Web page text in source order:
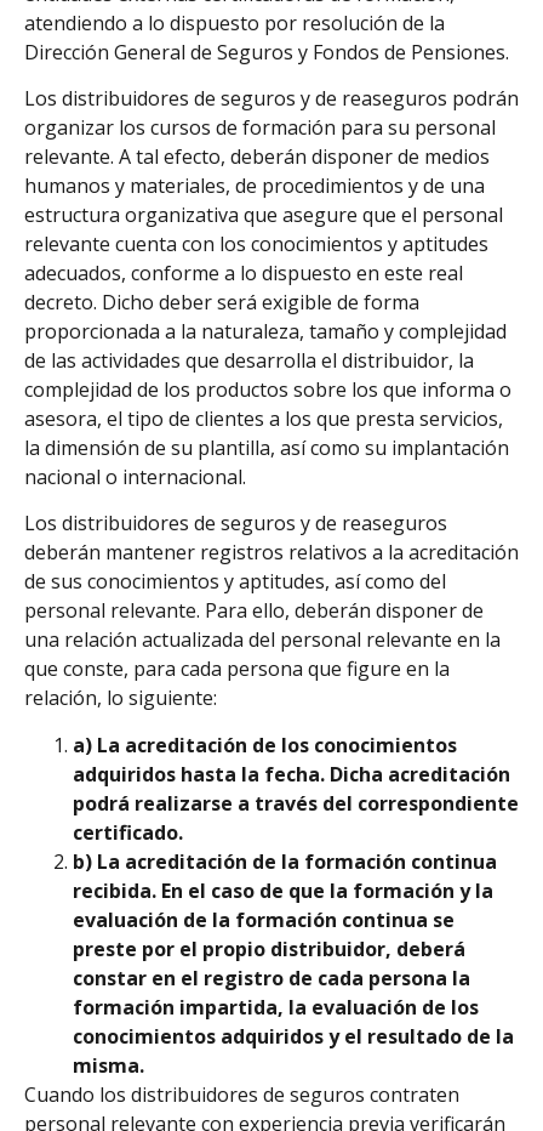
atendiendo a lo dispuesto por resolución de la
Dirección General de Seguros y Fondos de Pensiones.
Los distribuidores de seguros y de reaseguros podrán
organizar los cursos de formación para su personal
relevante. A tal efecto, deberán disponer de medios
humanos y materiales, de procedimientos y de una
estructura organizativa que asegure que el personal
relevante cuenta con los conocimientos y aptitudes
adecuados, conforme a lo dispuesto en este real
decreto. Dicho deber será exigible de forma
proporcionada a la naturaleza, tamaño y complejidad
de las actividades que desarrolla el distribuidor, la
complejidad de los productos sobre los que informa o
asesora, el tipo de clientes a los que presta servicios,
la dimensión de su plantilla, así como su implantación
nacional o internacional.
Los distribuidores de seguros y de reaseguros
deberán mantener registros relativos a la acreditación
de sus conocimientos y aptitudes, así como del
personal relevante. Para ello, deberán disponer de
una relación actualizada del personal relevante en la
que conste, para cada persona que figure en la
relación, lo siguiente:
a) La acreditación de los conocimientos
adquiridos hasta la fecha. Dicha acreditación
podrá realizarse a través del correspondiente
certificado.
b) La acreditación de la formación continua
recibida. En el caso de que la formación y la
evaluación de la formación continua se
preste por el propio distribuidor, deberá
constar en el registro de cada persona la
formación impartida, la evaluación de los
conocimientos adquiridos y el resultado de la
misma.
Cuando los distribuidores de seguros contraten
personal relevante con experiencia previa verificarán